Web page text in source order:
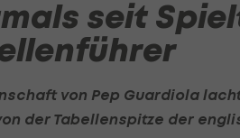
seit
von Pep Guardiola
der Tabellenspitze der